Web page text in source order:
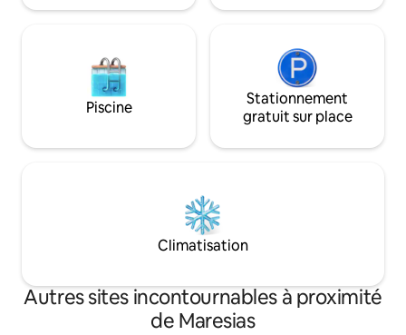
Piscine
Stationnement
gratuit sur place
Climatisation
Autres sites incontournables à proximité
de Maresias